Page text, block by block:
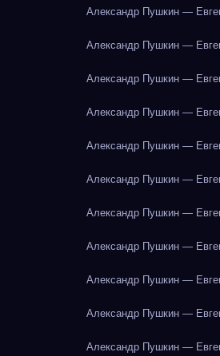
Александр Пушкин —
Александр Пушкин —
Александр Пушкин —
Александр Пушкин —
Александр Пушкин —
Александр Пушкин —
Александр Пушкин —
Александр Пушкин —
Александр Пушкин —
Александр Пушкин —
Александр Пушкин —